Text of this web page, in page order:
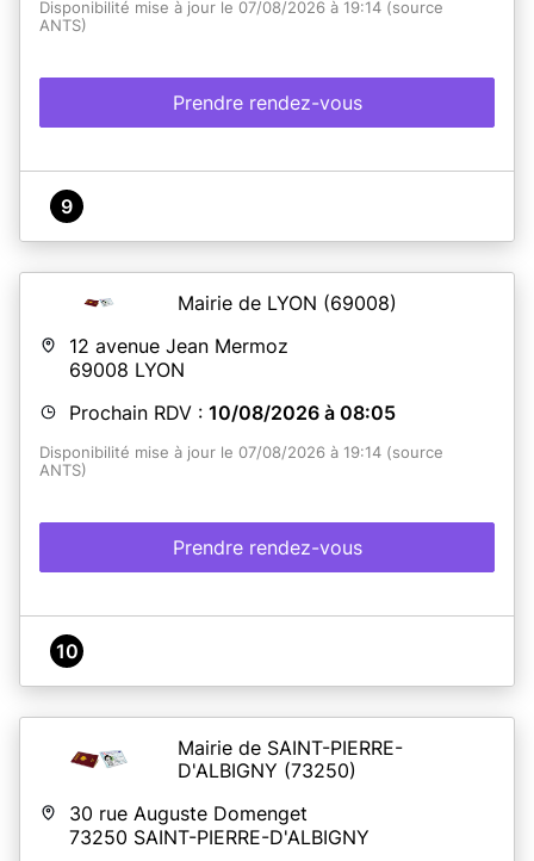
Disponibilité mise à jour le 07/08/2026 à 19:14 (source
ANTS)
Prendre rendez-vous
9
Mairie de LYON (69008)
12 avenue Jean Mermoz
69008 LYON
Prochain RDV : 10/08/2026 à 08:05
Disponibilité mise à jour le 07/08/2026 à 19:14 (source
ANTS)
Prendre rendez-vous
10
Mairie de SAINT-PIERRE-
D'ALBIGNY (73250)
30 rue Auguste Domenget
73250 SAINT-PIERRE-D'ALBIGNY